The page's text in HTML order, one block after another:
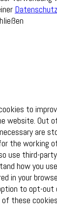
to
website. Out
are
the working
use third-
how you
in your
to opt-
these